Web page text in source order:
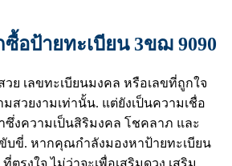
อป้ายทะเบียน 3ขฌ 9090
ย เลขทะเบียนมงคล หรือเลขที่ถูกใจ
สวยงามเท่านั้น. แต่ยังเป็นความเชื่อ
งความเป็นสิริมงคล โชคลาภ และ
บขี่. หากคุณกำลังมองหาป้ายทะเบียน
ตรงใจ ไม่ว่าจะเพื่อเสริมดวง เสริม